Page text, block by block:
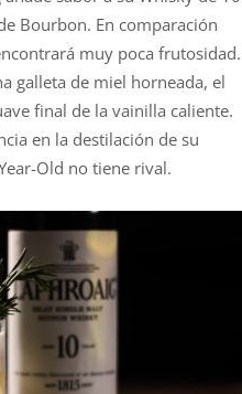
Bourbon. En comparación
muy poca frutosidad.
galleta de miel horneada, el
final de la vainilla caliente.
en la destilación de su
Old no tiene rival.